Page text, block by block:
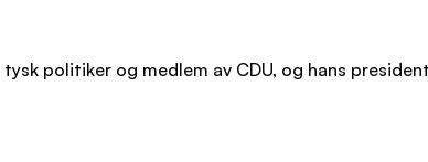
politiker og medlem av CDU, og hans